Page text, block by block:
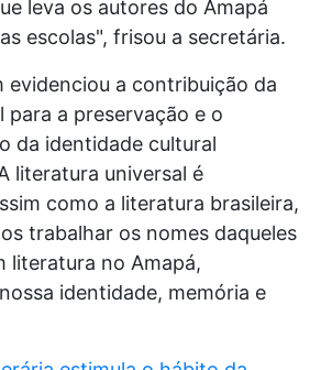
leva os autores do Amapá
escolas", frisou a secretária.
evidenciou a contribuição da
para a preservação e o
da identidade cultural
literatura universal é
como a literatura brasileira,
trabalhar os nomes daqueles
literatura no Amapá,
identidade, memória e